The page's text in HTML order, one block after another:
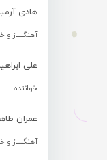
هادی
آهنگساز و
علی
خواننده
عمران
آهنگساز و